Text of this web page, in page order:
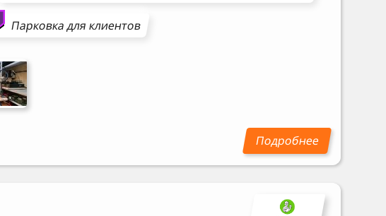
Парковка для клиентов